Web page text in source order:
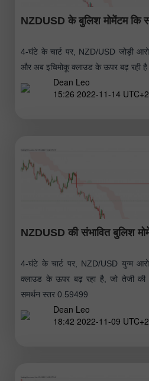
NZDUSD के बुलिश मोमेंटम कि
4-घंटे के चार्ट पर, NZD/USD जोड़ी
और अब इचिमोकू क्लाउड के ऊपर बढ़ रही है।
Dean Leo
15:26 2022-11-14 UTC+2
NZDUSD की संभावित बुलिश
4-घंटे के चार्ट पर, NZD/USD युग्म
क्लाउड के ऊपर बढ़ रहा है, जो तेजी की
समर्थन स्तर 0.59499
Dean Leo
18:42 2022-11-09 UTC+2